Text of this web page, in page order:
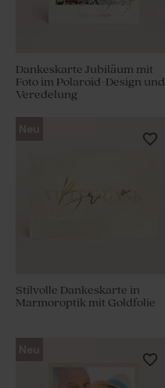
Dankeskarte Jubiläum mit
Foto im Polaroid-Design und
Veredelung
Neu
Stilvolle Dankeskarte in
Marmoroptik mit Goldfolie
Neu